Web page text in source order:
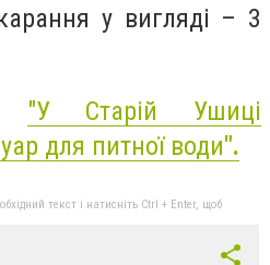
у вигляді – 3
"У Старій Ушиці
для питної води".
текст і натисніть Ctrl + Enter, щоб